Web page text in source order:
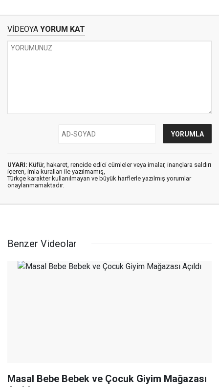
VİDEOYA YORUM KAT
UYARI: Küfür, hakaret, rencide edici cümleler veya imalar, inançlara saldırı
içeren, imla kuralları ile yazılmamış,
Türkçe karakter kullanılmayan ve büyük harflerle yazılmış yorumlar
onaylanmamaktadır.
Benzer Videolar
Masal Bebe Bebek ve Çocuk Giyim Mağazası